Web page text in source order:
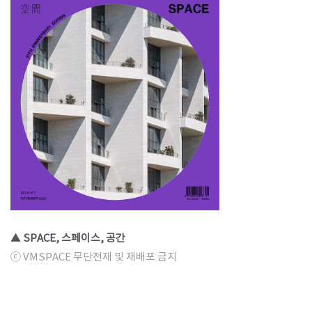
▲ SPACE, 스페이스, 공간
ⓒ VMSPACE 무단전재 및 재배포 금지